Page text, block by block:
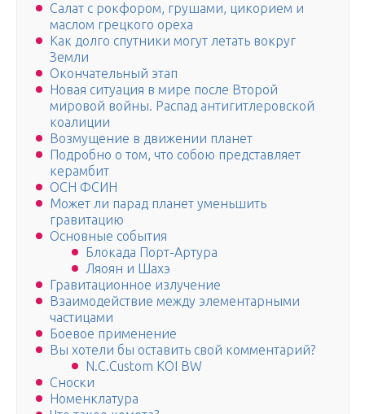
Салат с рокфором, грушами, цикорием и
маслом грецкого ореха
Как долго спутники могут летать вокруг
Земли
Окончательный этап
Новая ситуация в мире после Второй
мировой войны. Распад антигитлеровской
коалиции
Возмущение в движении планет
Подробно о том, что собою представляет
керамбит
ОСН ФСИН
Может ли парад планет уменьшить
гравитацию
Основные события
Блокада Порт-Артура
Ляоян и Шахэ
Гравитационное излучение
Взаимодействие между элементарными
частицами
Боевое применение
Вы хотели бы оставить свой комментарий?
N.C.Custom KOI BW
Сноски
Номенклатура